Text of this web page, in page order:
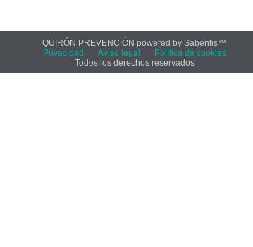
QUIRÓN PREVENCIÓN powered by Sabentis™
Privacidad
Aviso legal
Política de cookies
Todos los derechos reservados